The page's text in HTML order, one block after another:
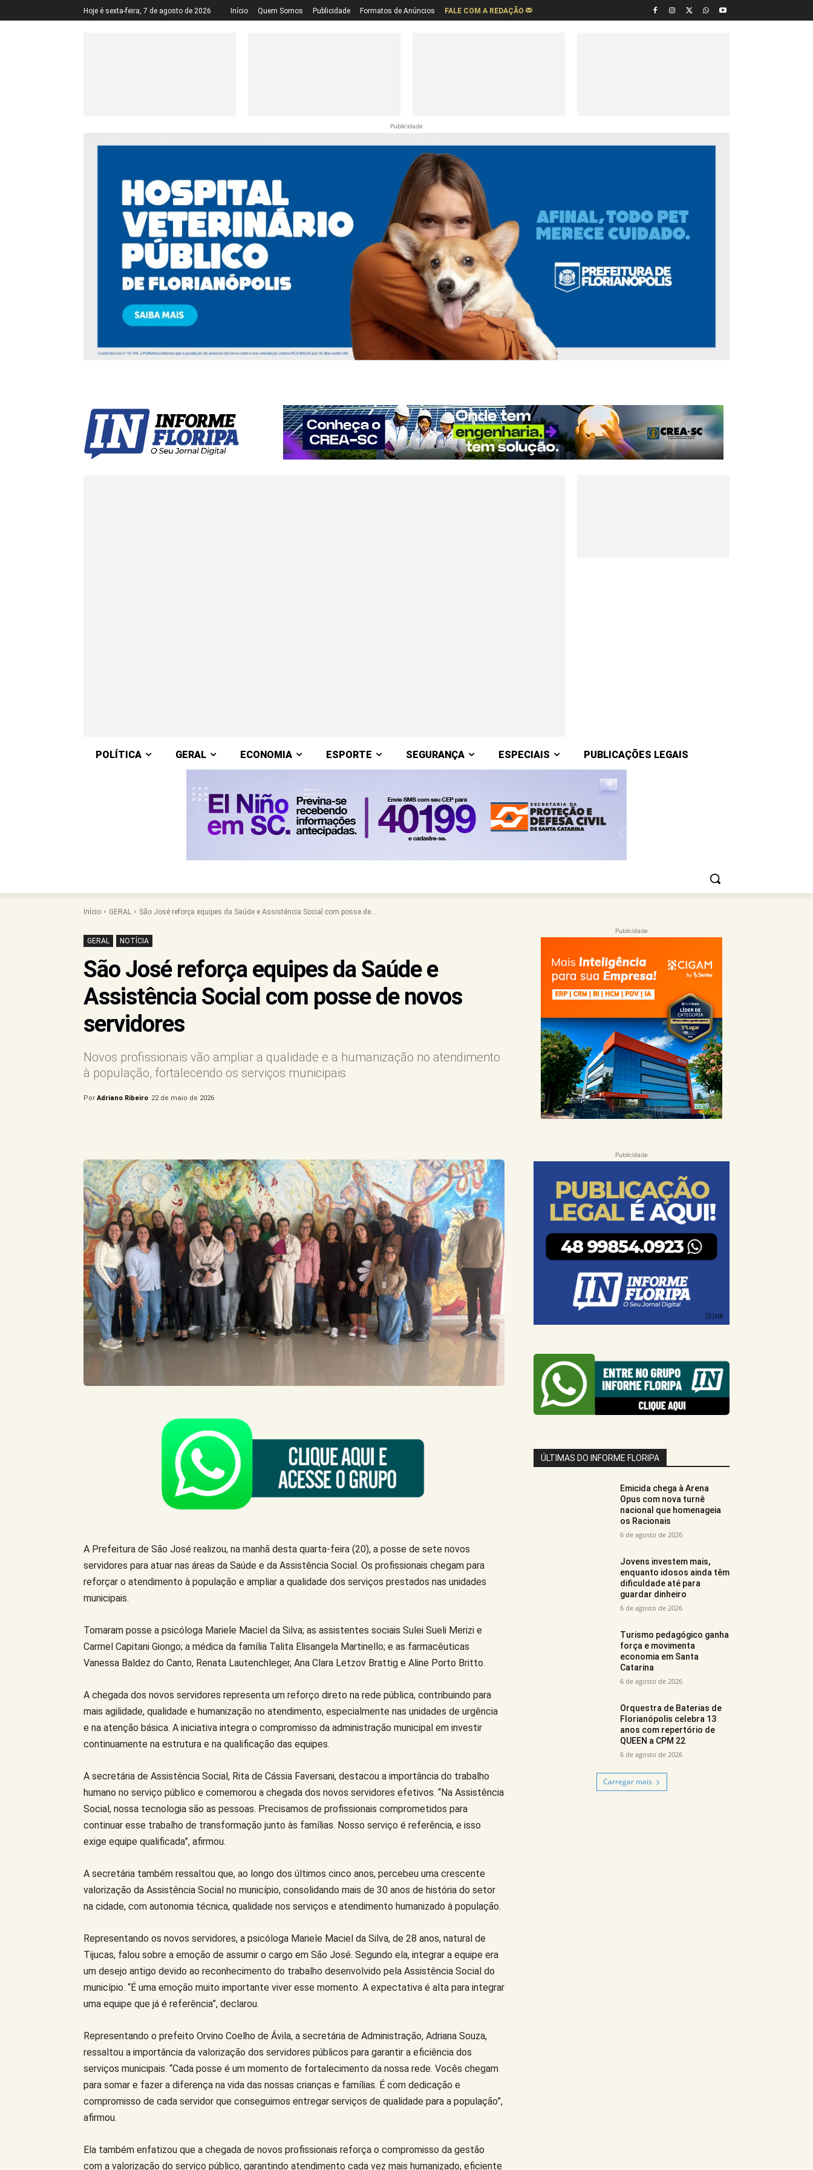
Hoje é sexta-feira, 7 de agosto de 2026 Início Quem Somos Publicidade Formatos de Anúncios FALE COM A REDAÇÃO
Publicidade
POLÍTICA GERAL ECONOMIA ESPORTE SEGURANÇA ESPECIAIS PUBLICAÇÕES LEGAIS
Início GERAL São José reforça equipes da Saúde e Assistência Social com posse de...
GERAL NOTÍCIA
São José reforça equipes da Saúde e
Assistência Social com posse de novos
servidores
Novos profissionais vão ampliar a qualidade e a humanização no atendimento
à população, fortalecendo os serviços municipais
Por Adriano Ribeiro 22 de maio de 2026
A Prefeitura de São José realizou, na manhã desta quarta-feira (20), a posse de sete novos
servidores para atuar nas áreas da Saúde e da Assistência Social. Os profissionais chegam para
reforçar o atendimento à população e ampliar a qualidade dos serviços prestados nas unidades
municipais.
Tomaram posse a psicóloga Mariele Maciel da Silva; as assistentes sociais Sulei Sueli Merizi e
Carmel Capitani Giongo; a médica da família Talita Elisangela Martinello; e as farmacêuticas
Vanessa Baldez do Canto, Renata Lautenchleger, Ana Clara Letzov Brattig e Aline Porto Britto.
A chegada dos novos servidores representa um reforço direto na rede pública, contribuindo para
mais agilidade, qualidade e humanização no atendimento, especialmente nas unidades de urgência
e na atenção básica. A iniciativa integra o compromisso da administração municipal em investir
continuamente na estrutura e na qualificação das equipes.
A secretária de Assistência Social, Rita de Cássia Faversani, destacou a importância do trabalho
humano no serviço público e comemorou a chegada dos novos servidores efetivos. “Na Assistência
Social, nossa tecnologia são as pessoas. Precisamos de profissionais comprometidos para
continuar esse trabalho de transformação junto às famílias. Nosso serviço é referência, e isso
exige equipe qualificada”, afirmou.
A secretária também ressaltou que, ao longo dos últimos cinco anos, percebeu uma crescente
valorização da Assistência Social no município, consolidando mais de 30 anos de história do setor
na cidade, com autonomia técnica, qualidade nos serviços e atendimento humanizado à população.
Representando os novos servidores, a psicóloga Mariele Maciel da Silva, de 28 anos, natural de
Tijucas, falou sobre a emoção de assumir o cargo em São José. Segundo ela, integrar a equipe era
um desejo antigo devido ao reconhecimento do trabalho desenvolvido pela Assistência Social do
município. “É uma emoção muito importante viver esse momento. A expectativa é alta para integrar
uma equipe que já é referência”, declarou.
Representando o prefeito Orvino Coelho de Ávila, a secretária de Administração, Adriana Souza,
ressaltou a importância da valorização dos servidores públicos para garantir a eficiência dos
serviços municipais. “Cada posse é um momento de fortalecimento da nossa rede. Vocês chegam
para somar e fazer a diferença na vida das nossas crianças e famílias. É com dedicação e
compromisso de cada servidor que conseguimos entregar serviços de qualidade para a população”,
afirmou.
Ela também enfatizou que a chegada de novos profissionais reforça o compromisso da gestão
com a valorização do serviço público, garantindo atendimento cada vez mais humanizado, eficiente
Publicidade
Publicidade
ÚLTIMAS DO INFORME FLORIPA
Emicida chega à Arena
Opus com nova turnê
nacional que homenageia
os Racionais
6 de agosto de 2026
Jovens investem mais,
enquanto idosos ainda têm
dificuldade até para
guardar dinheiro
6 de agosto de 2026
Turismo pedagógico ganha
força e movimenta
economia em Santa
Catarina
6 de agosto de 2026
Orquestra de Baterias de
Florianópolis celebra 13
anos com repertório de
QUEEN a CPM 22
6 de agosto de 2026
Carregar mais